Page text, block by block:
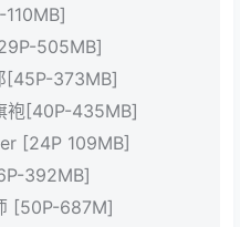
505MB]
[45P-373MB]
袍[40P-435MB]
[24P 109MB]
392MB]
[50P-687M]